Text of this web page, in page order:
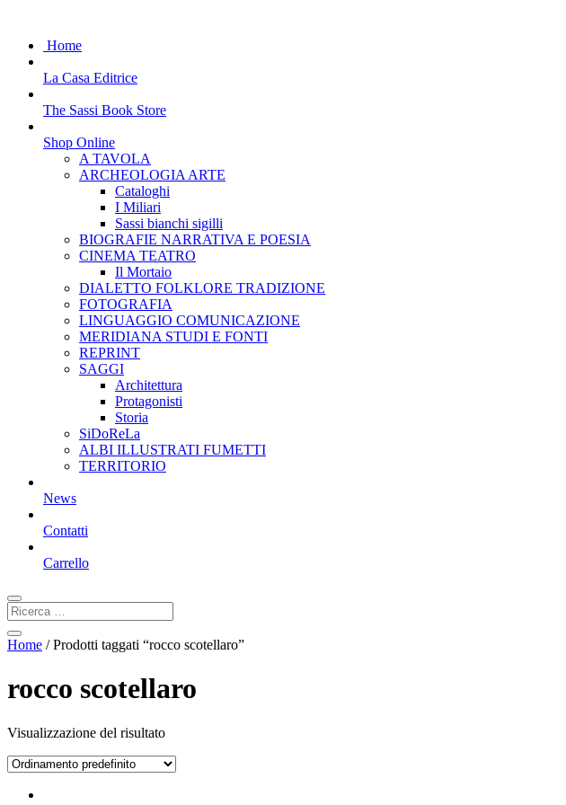
Home
La Casa Editrice
The Sassi Book Store
Shop Online
A TAVOLA
ARCHEOLOGIA ARTE
Cataloghi
I Miliari
Sassi bianchi sigilli
BIOGRAFIE NARRATIVA E POESIA
CINEMA TEATRO
Il Mortaio
DIALETTO FOLKLORE TRADIZIONE
FOTOGRAFIA
LINGUAGGIO COMUNICAZIONE
MERIDIANA STUDI E FONTI
REPRINT
SAGGI
Architettura
Protagonisti
Storia
SiDoReLa
ALBI ILLUSTRATI FUMETTI
TERRITORIO
News
Contatti
Carrello
Home / Prodotti taggati “rocco scotellaro”
rocco scotellaro
Visualizzazione del risultato